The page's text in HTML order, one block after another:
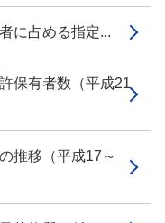
に占める指定...
保有者数（平成21
推移（平成17～